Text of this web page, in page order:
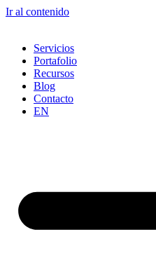
Ir al contenido
Servicios
Portafolio
Recursos
Blog
Contacto
EN